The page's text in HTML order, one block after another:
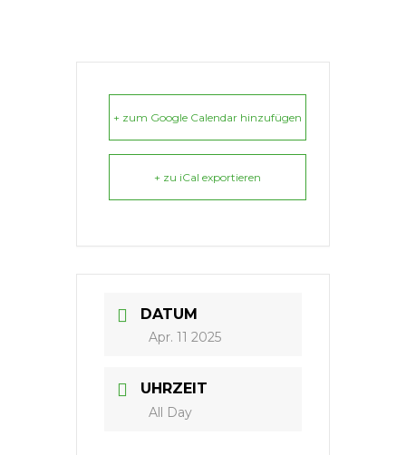
+ zum Google Calendar hinzufügen
+ zu iCal exportieren
DATUM
Apr. 11 2025
UHRZEIT
All Day